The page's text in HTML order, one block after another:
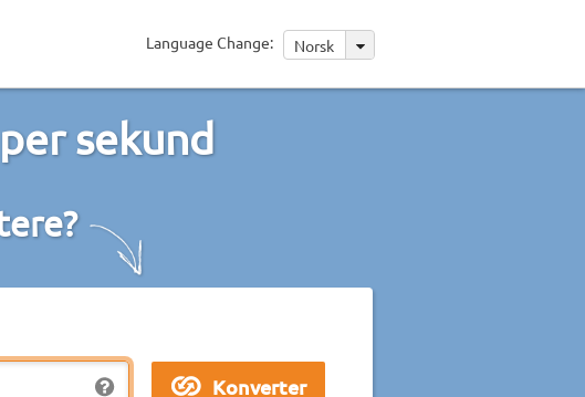
Language Change: Norsk
sekund